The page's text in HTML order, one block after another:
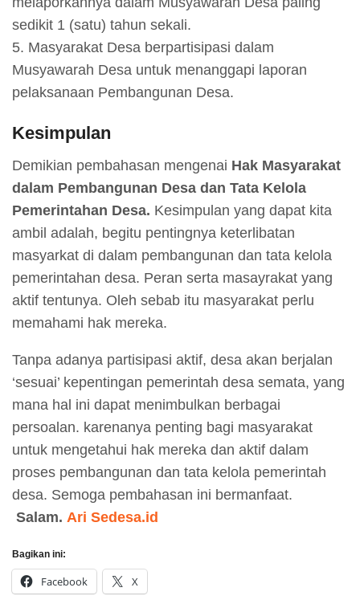
sedikit 1 (satu) tahun sekali.
5. Masyarakat Desa berpartisipasi dalam
Musyawarah Desa untuk menanggapi laporan
pelaksanaan Pembangunan Desa.
Kesimpulan
Demikian pembahasan mengenai Hak Masyarakat
dalam Pembangunan Desa dan Tata Kelola
Pemerintahan Desa. Kesimpulan yang dapat kita
ambil adalah, begitu pentingnya keterlibatan
masyarkat di dalam pembangunan dan tata kelola
pemerintahan desa. Peran serta masayrakat yang
aktif tentunya. Oleh sebab itu masyarakat perlu
memahami hak mereka.
Tanpa adanya partisipasi aktif, desa akan berjalan
‘sesuai’ kepentingan pemerintah desa semata, yang
mana hal ini dapat menimbulkan berbagai
persoalan. karenanya penting bagi masyarakat
untuk mengetahui hak mereka dan aktif dalam
proses pembangunan dan tata kelola pemerintah
desa. Semoga pembahasan ini bermanfaat.
Salam. Ari Sedesa.id
Bagikan ini:
Facebook X